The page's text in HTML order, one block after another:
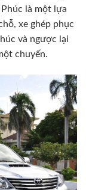
là một lựa
xe ghép phục
và ngược lại
chuyến.